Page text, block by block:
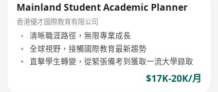
Mainland Student Academic Planner
香港優才國際教育有限公司
清晰職涯路徑，無限專業成長
全球視野，接觸國際教育最新趨勢
直擊學生轉變，從緊張備考到獲取一流大學錄取
$17K-20K/月